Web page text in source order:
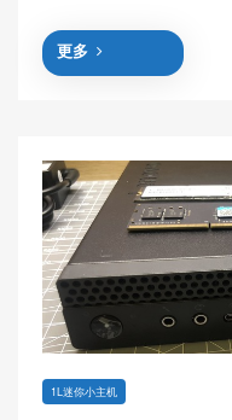
更多
1L迷你小主机